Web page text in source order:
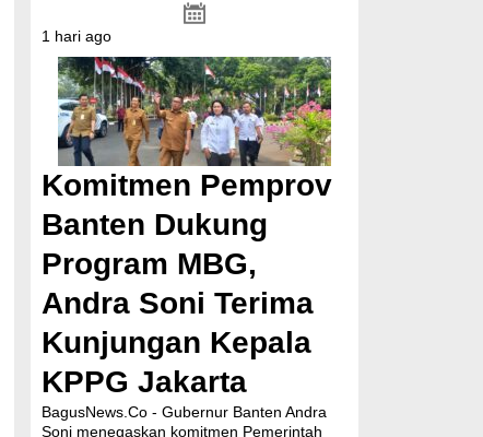
1 hari ago
Komitmen Pemprov
Banten Dukung
Program MBG,
Andra Soni Terima
Kunjungan Kepala
KPPG Jakarta
BagusNews.Co - Gubernur Banten Andra
Soni menegaskan komitmen Pemerintah